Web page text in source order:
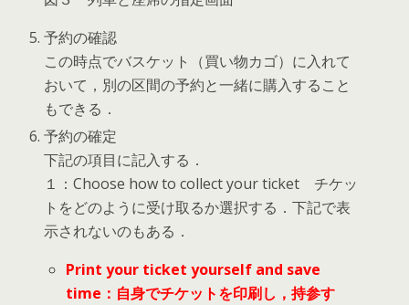
予約の確認
この時点でバスケット（買い物カゴ）に入れて
おいて，別の区間の予約と一緒に購入すること
もできる．
予約の確定
下記の項目に記入する．
１：Choose how to collect your ticket チケッ
トをどのように受け取るか選択する．下記で表
示されないのもある．
Print your ticket yourself and save
time： 自身でチケットを印刷し，持参す